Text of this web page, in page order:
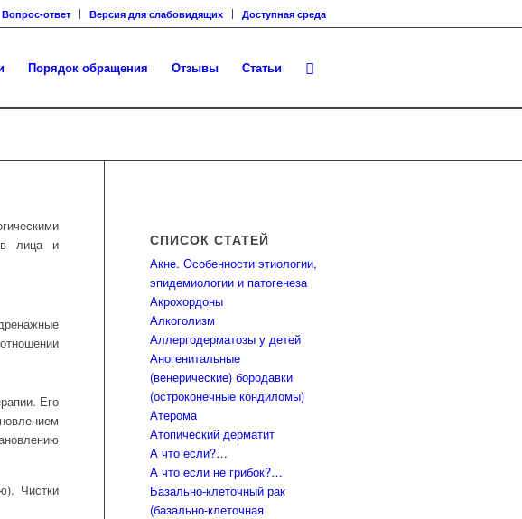
Вопрос-ответ Версия для слабовидящих Доступная среда
Порядок обращения Отзывы Статьи
лица и
Его
Чистки
СПИСОК СТАТЕЙ
Акне. Особенности этиологии,
эпидемиологии и патогенеза
Акрохордоны
Алкоголизм
Аллергодерматозы у детей
Аногенитальные
(венерические) бородавки
(остроконечные кондиломы)
Атерома
Атопический дерматит
А что если?…
А что если не грибок?…
Базально-клеточный рак
(базально-клеточная